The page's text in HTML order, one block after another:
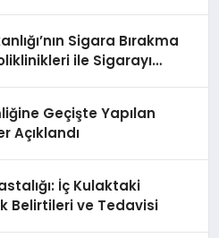
Sigara Bırakma
ile Sigarayı
Geçişte Yapılan
Açıklandı
İç Kulaktaki
Belirtileri ve Tedavisi